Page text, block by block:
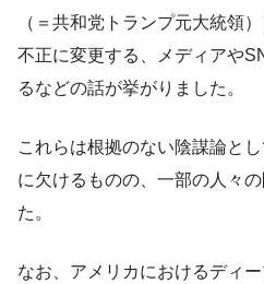
（＝共和党トランプ元大統領
不正に変更する、メディアや
るなどの話が挙がりました。
これらは根拠のない陰謀論と
に欠けるものの、一部の人々
た。
なお、アメリカにおけるディ